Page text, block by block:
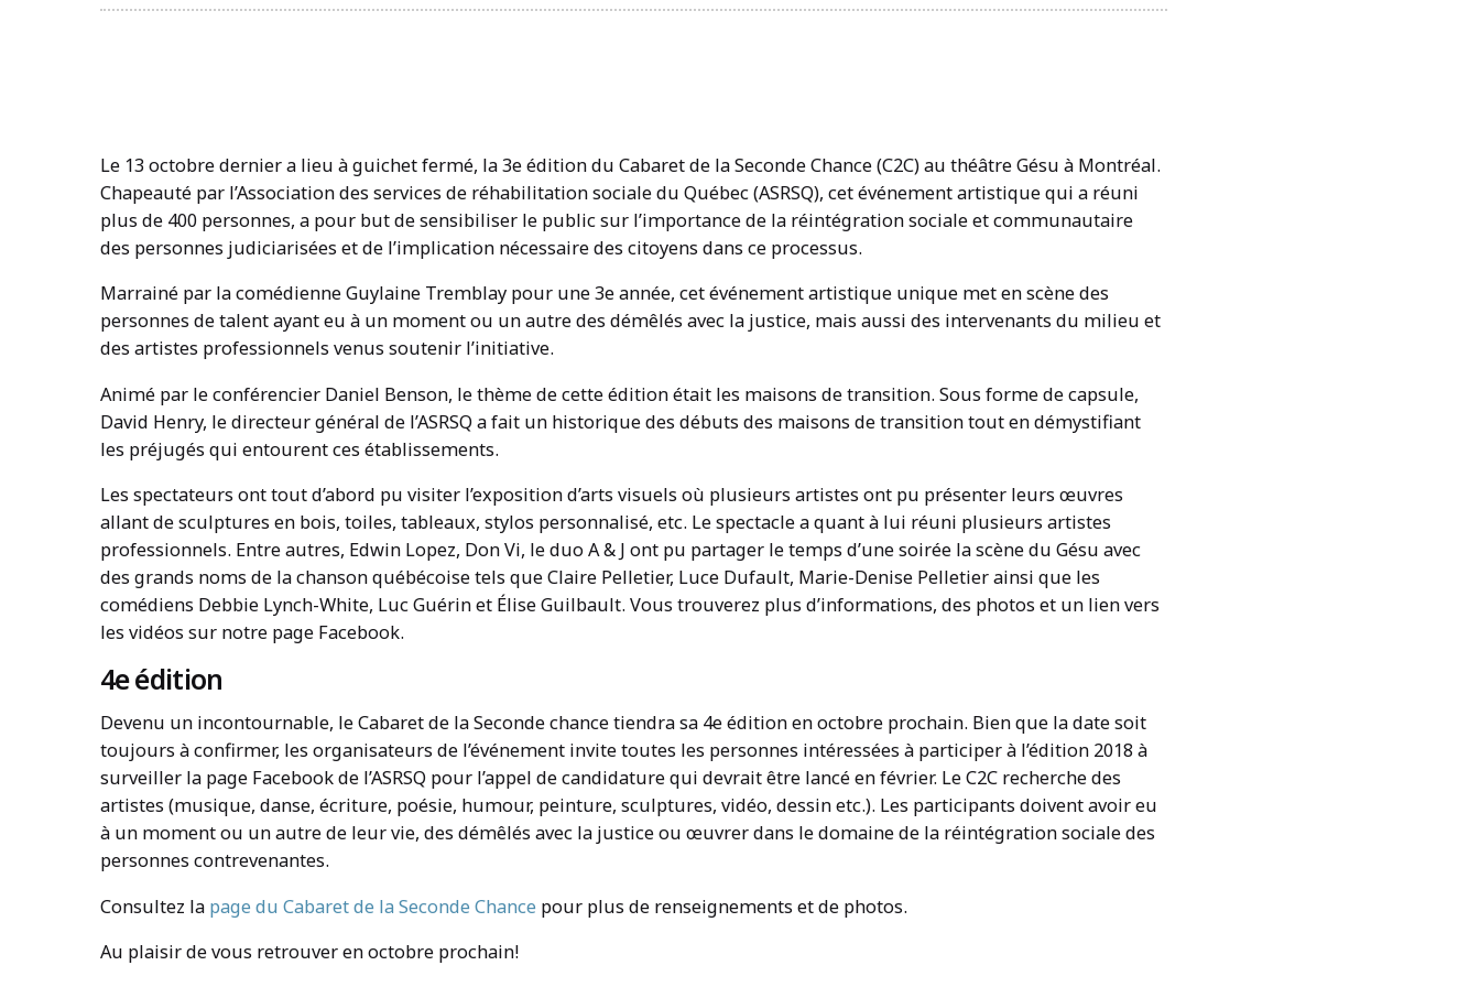
Le 13 octobre dernier a lieu à guichet fermé, la 3e édition du Cabaret de la Seconde Chance (C2C) au théâtre Gésu à Montréal.
Chapeauté par l’Association des services de réhabilitation sociale du Québec (ASRSQ), cet événement artistique qui a réuni
plus de 400 personnes, a pour but de sensibiliser le public sur l’importance de la réintégration sociale et communautaire
des personnes judiciarisées et de l’implication nécessaire des citoyens dans ce processus.
Marrainé par la comédienne Guylaine Tremblay pour une 3e année, cet événement artistique unique met en scène des
personnes de talent ayant eu à un moment ou un autre des démêlés avec la justice, mais aussi des intervenants du milieu et
des artistes professionnels venus soutenir l’initiative.
Animé par le conférencier Daniel Benson, le thème de cette édition était les maisons de transition. Sous forme de capsule,
David Henry, le directeur général de l’ASRSQ a fait un historique des débuts des maisons de transition tout en démystifiant
les préjugés qui entourent ces établissements.
Les spectateurs ont tout d’abord pu visiter l’exposition d’arts visuels où plusieurs artistes ont pu présenter leurs œuvres
allant de sculptures en bois, toiles, tableaux, stylos personnalisé, etc. Le spectacle a quant à lui réuni plusieurs artistes
professionnels. Entre autres, Edwin Lopez, Don Vi, le duo A & J ont pu partager le temps d’une soirée la scène du Gésu avec
des grands noms de la chanson québécoise tels que Claire Pelletier, Luce Dufault, Marie-Denise Pelletier ainsi que les
comédiens Debbie Lynch-White, Luc Guérin et Élise Guilbault. Vous trouverez plus d’informations, des photos et un lien vers
les vidéos sur notre page Facebook.
4e édition
Devenu un incontournable, le Cabaret de la Seconde chance tiendra sa 4e édition en octobre prochain. Bien que la date soit
toujours à confirmer, les organisateurs de l’événement invite toutes les personnes intéressées à participer à l’édition 2018 à
surveiller la page Facebook de l’ASRSQ pour l’appel de candidature qui devrait être lancé en février. Le C2C recherche des
artistes (musique, danse, écriture, poésie, humour, peinture, sculptures, vidéo, dessin etc.). Les participants doivent avoir eu
à un moment ou un autre de leur vie, des démêlés avec la justice ou œuvrer dans le domaine de la réintégration sociale des
personnes contrevenantes.
Consultez la page du Cabaret de la Seconde Chancepour plus de renseignements et de photos.
Au plaisir de vous retrouver en octobre prochain!